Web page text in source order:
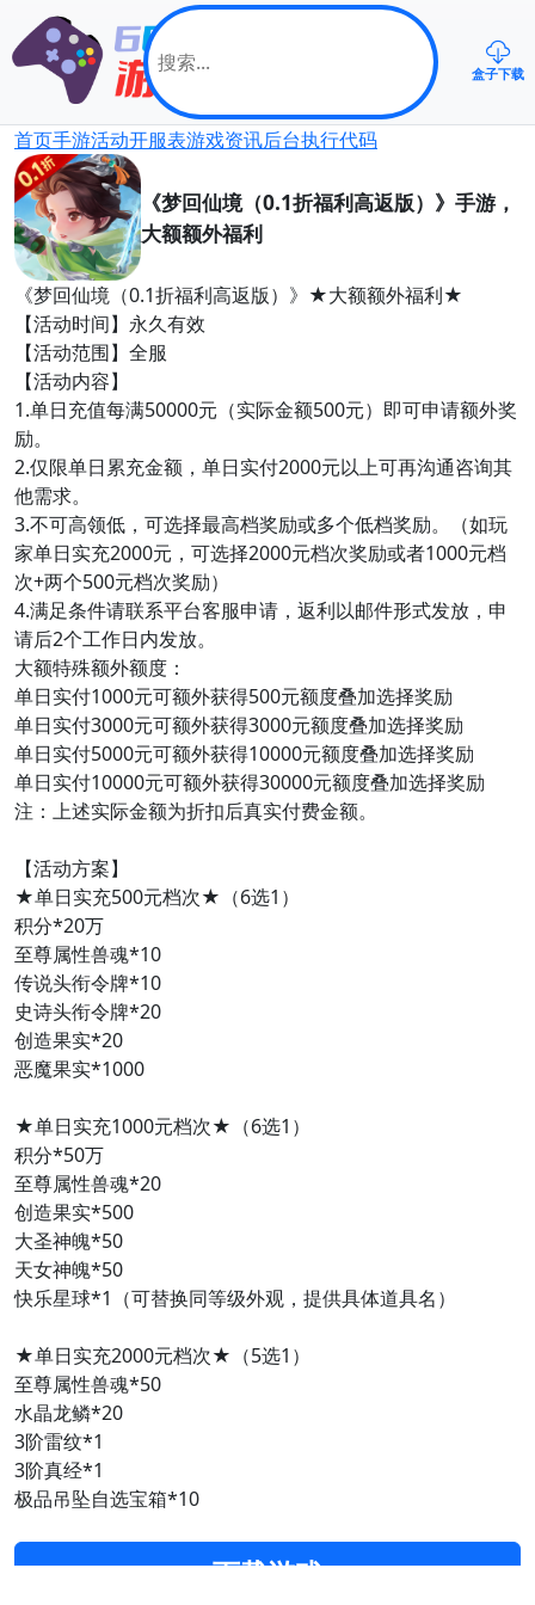
盒子下载
首页手游活动开服表游戏资讯后台执行代码
《梦回仙境（0.1折福利高返版）》手游，
大额额外福利
《梦回仙境（0.1折福利高返版）》★大额额外福利★
【活动时间】永久有效
【活动范围】全服
【活动内容】
1.单日充值每满50000元（实际金额500元）即可申请额外奖
励。
2.仅限单日累充金额，单日实付2000元以上可再沟通咨询其
他需求。
3.不可高领低，可选择最高档奖励或多个低档奖励。（如玩
家单日实充2000元，可选择2000元档次奖励或者1000元档
次+两个500元档次奖励）
4.满足条件请联系平台客服申请，返利以邮件形式发放，申
请后2个工作日内发放。
大额特殊额外额度：
单日实付1000元可额外获得500元额度叠加选择奖励
单日实付3000元可额外获得3000元额度叠加选择奖励
单日实付5000元可额外获得10000元额度叠加选择奖励
单日实付10000元可额外获得30000元额度叠加选择奖励
注：上述实际金额为折扣后真实付费金额。
【活动方案】
★单日实充500元档次★（6选1）
积分*20万
至尊属性兽魂*10
传说头衔令牌*10
史诗头衔令牌*20
创造果实*20
恶魔果实*1000
★单日实充1000元档次★（6选1）
积分*50万
至尊属性兽魂*20
创造果实*500
大圣神魄*50
天女神魄*50
快乐星球*1（可替换同等级外观，提供具体道具名）
★单日实充2000元档次★（5选1）
至尊属性兽魂*50
水晶龙鳞*20
3阶雷纹*1
3阶真经*1
极品吊坠自选宝箱*10
下载游戏